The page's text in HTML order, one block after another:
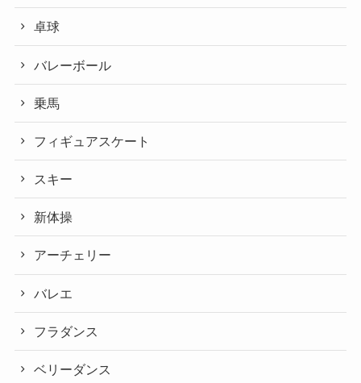
卓球
バレーボール
乗馬
フィギュアスケート
スキー
新体操
アーチェリー
バレエ
フラダンス
ベリーダンス